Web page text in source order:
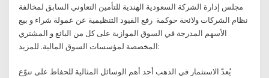
مجلس إدارة الشركة السعودية الهندية للتأمين التعاوني السابق لمخالفة
نظام الشركات ولائحة حوكمة رفع القيود التنظيمية عن عمولة شراء و بيع
الأسهم المدرجة في السوق الموازية على كل من البائع و المشتري
المخصصة لمؤسسات السوق المالية. للمزيد:
يُعدّ الاستثمار في الذهب أحد أهم الوسائل المثالية للحفاظ على تنوّع